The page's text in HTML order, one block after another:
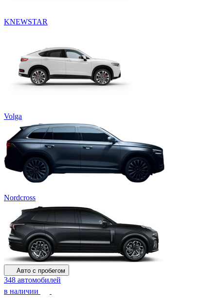
KNEWSTAR
Volga
Nordcross
Авто с пробегом
348 автомобилей
в наличии